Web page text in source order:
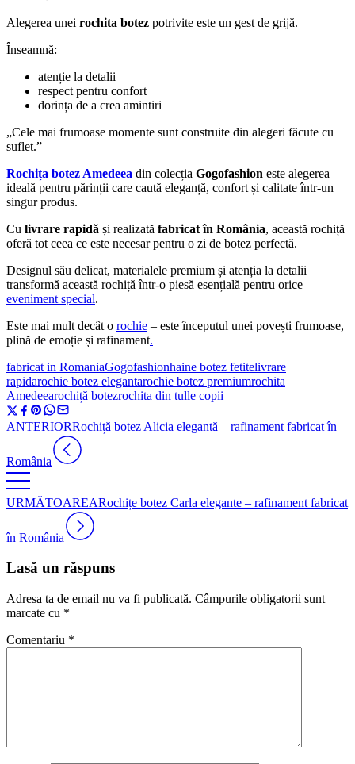
Alegerea unei rochita botez potrivite este un gest de grijă.
Înseamnă:
atenție la detalii
respect pentru confort
dorința de a crea amintiri
„Cele mai frumoase momente sunt construite din alegeri făcute cu
suflet.”
Rochița botez Amedeea din colecția Gogofashion este alegerea
ideală pentru părinții care caută eleganță, confort și calitate într-un
singur produs.
Cu livrare rapidă și realizată fabricat în România, această rochiță
oferă tot ceea ce este necesar pentru o zi de botez perfectă.
Designul său delicat, materialele premium și atenția la detalii
transformă această rochiță într-o piesă esențială pentru orice
eveniment special.
Este mai mult decât o rochie – este începutul unei povești frumoase,
plină de emoție și rafinament.
fabricat in RomaniaGogofashionhaine botez fetitelivrare
rapidarochie botez elegantarochie botez premiumrochita
Amedeearochiță botezrochita din tulle copii
ANTERIORRochiță botez Alicia elegantă – rafinament fabricat în
România
URMĂTOAREARochițe botez Carla elegante – rafinament fabricat
în România
Lasă un răspuns
Adresa ta de email nu va fi publicată. Câmpurile obligatorii sunt
marcate cu *
Comentariu *